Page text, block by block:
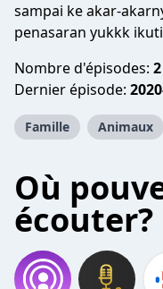
sampai ke akar-
penasaran yukkk
Nombre d'épisodes: 2
Dernier épisode:
Famille Animaux
Où
écouter?